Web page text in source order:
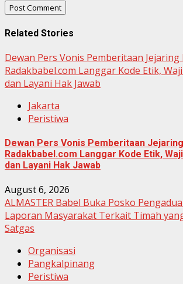
Related Stories
Dewan Pers Vonis Pemberitaan Jejaring
Radakbabel.com Langgar Kode Etik,
dan Layani Hak Jawab
Jakarta
Peristiwa
Dewan Pers Vonis Pemberitaan
Radakbabel.com Langgar Kode Etik,
dan Layani Hak Jawab
August 6, 2026
ALMASTER Babel Buka Posko
Laporan Masyarakat Terkait Timah
Satgas
Organisasi
Pangkalpinang
Peristiwa